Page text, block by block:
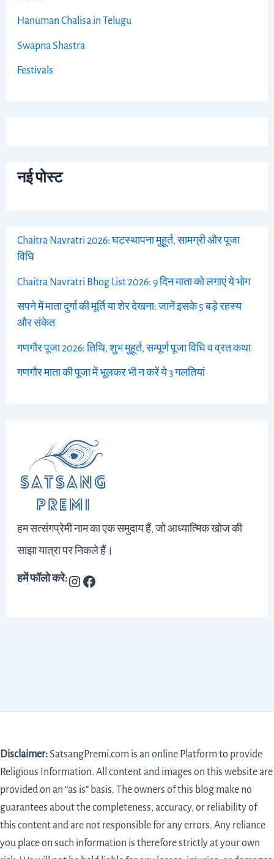
Hanuman Chalisa in Telugu
Swapna Shastra
Festivals
नई पोस्ट
Chaitra Navratri 2026: घटस्थापना मुहूर्त, सामग्री और पूजा
विधि
Chaitra Navratri Bhog List 2026: 9 दिन माता को लगाएं ये भोग
सपने में माता दुर्गा की मूर्ति या शेर देखना: जानें इसके 5 बड़े रहस्य
और संकेत
गणगौर पूजा 2026: तिथि, शुभ मुहूर्त, सम्पूर्ण पूजा विधि व व्रत कथा
गणगौर माता की पूजा में भूलकर भी न करें ये 3 गलतियां
हम सत्संगप्रेमी नाम का एक समुदाय हैं, जो आध्यात्मिक खोज की
साझा यात्रा पर निकले हैं।
हमें फॉलो करे:
Disclaimer:SatsangPremi.com is an online Platform to provide
Religious Information. All content and images on this website are
provided on an “as is” basis. The owners of this blog make no
guarantees about the completeness, accuracy, or reliability of
this content and are not responsible for any errors. Any reliance
you place on such information is therefore strictly at your own